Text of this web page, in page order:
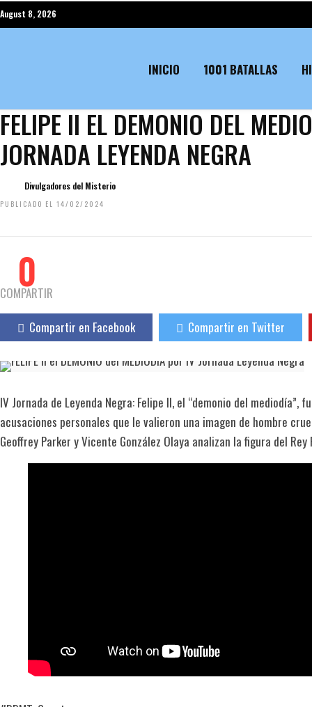
August 8, 2026
INICIO 1001 BATALLAS
FELIPE II EL DEMONIO DEL
JORNADA LEYENDA NEGRA
Divulgadores del Misterio
PUBLICADO EL 14/02/2024
0
COMPARTIR
Compartir en Facebook
Compartir en Twitter
IV Jornada de Leyenda Negra: Felipe II, el “demonio del mediodía”,
acusaciones personales que le valieron una imagen de hombre
Geoffrey Parker y Vicente González Olaya analizan la figura del Rey